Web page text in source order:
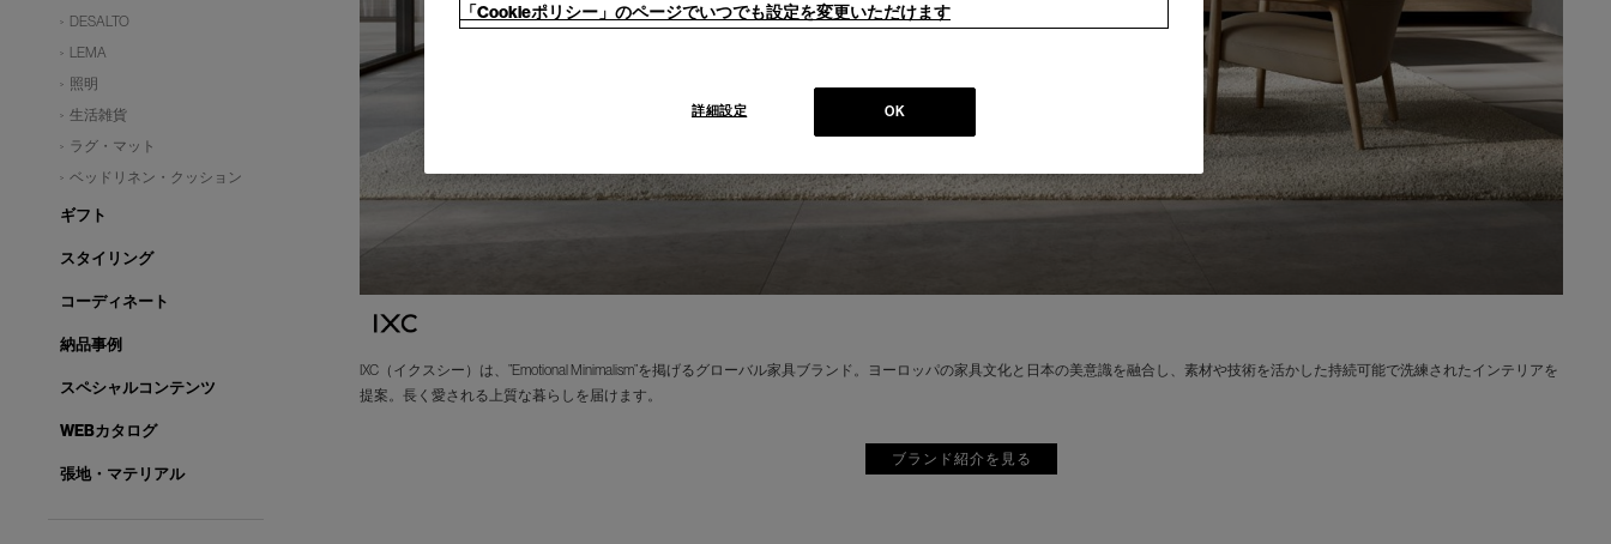
IXC（イクスシー）は、”Emotional Minimalism”を掲げるグローバル家具ブランド。ヨーロッパの家具文化と日本の美意識を融合し、素材や技術を活かした持続可能で洗練されたインテリアを
提案。長く愛される上質な暮らしを届けます。
ブランド紹介を見る
DESALTO
LEMA
照明
生活雑貨
ラグ・マット
ベッドリネン・クッション
ギフト
スタイリング
コーディネート
納品事例
スペシャルコンテンツ
WEBカタログ
張地・マテリアル
「Cookieポリシー」のページでいつでも設定を変更いただけます
OK
詳細設定